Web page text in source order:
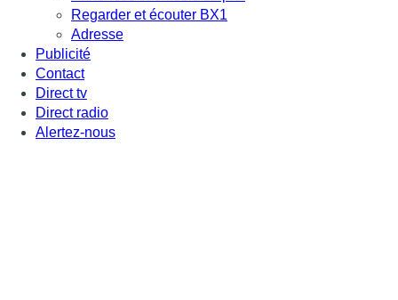
Regarder et écouter BX1
Adresse
Publicité
Contact
Direct tv
Direct radio
Alertez-nous